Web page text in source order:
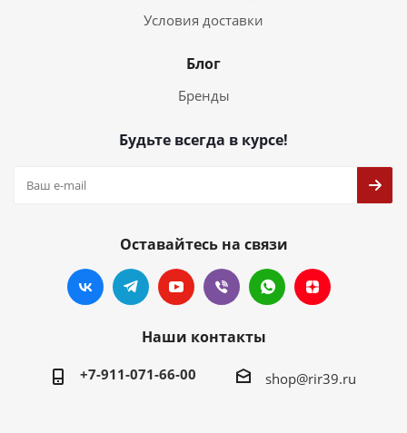
Условия доставки
Блог
Бренды
Будьте всегда в курсе!
Оставайтесь на связи
Наши контакты
+7-911-071-66-00 shop@rir39.ru